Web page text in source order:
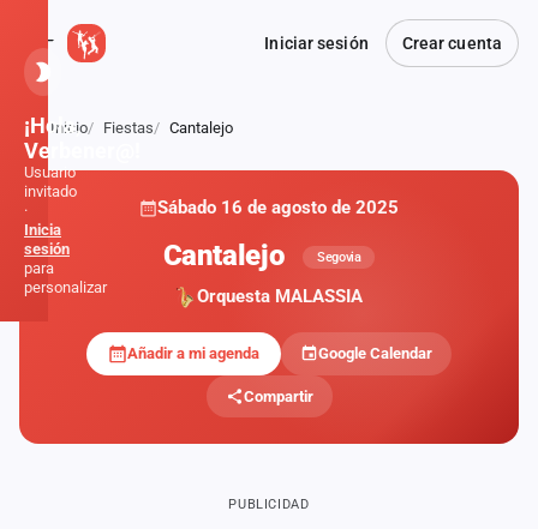
Iniciar sesión Crear cuenta
Atrás
Inicio Fiestas Cantalejo
Sábado 16 de agosto de 2025
Cantalejo Segovia
Orquesta MALASSIA
Añadir a mi agenda Google Calendar
Compartir
PUBLICIDAD
¡Hola,
Verbener@!
Usuario
invitado
·
Inicia
sesión
para
personalizar